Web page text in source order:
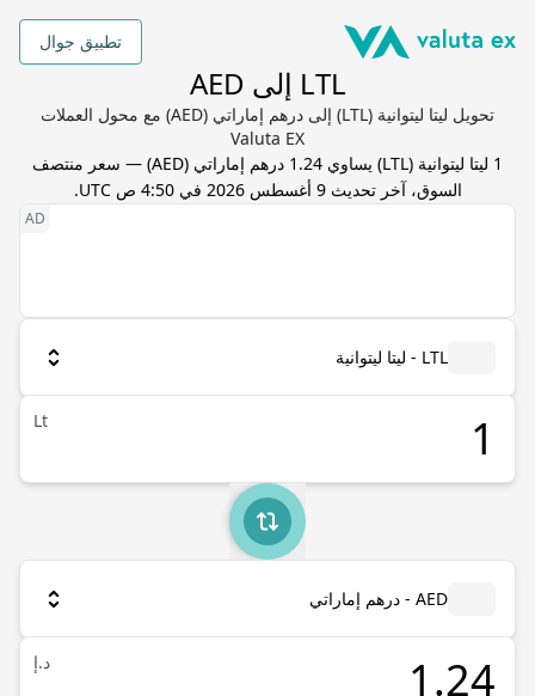
تطبيق جوال
LTL إلى AED
تحويل ليتا ليتوانية (LTL) إلى درهم إماراتي (AED) مع محول العملات
Valuta EX
1 ليتا ليتوانية (
LTL) يساوي 1.24 درهم إماراتي (
AED) — سعر منتصف
السوق، آخر تحديث9 أغسطس 2026 في 4:50 ص UTC .
LTL - ليتا ليتوانية
Lt
AED - درهم إماراتي
د.إ